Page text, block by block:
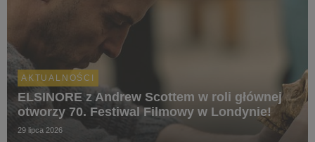
AKTUALNOŚCI
ELSINORE z Andrew Scottem w roli głównej
otworzy 70. Festiwal Filmowy w Londynie!
29 lipca 2026